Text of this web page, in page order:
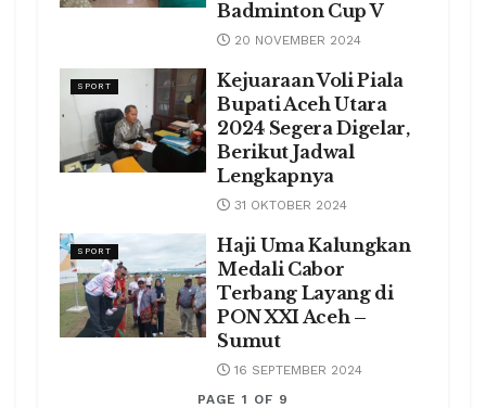
Badminton Cup V
20 NOVEMBER 2024
SPORT
Kejuaraan Voli Piala
Bupati Aceh Utara
2024 Segera Digelar,
Berikut Jadwal
Lengkapnya
31 OKTOBER 2024
SPORT
Haji Uma Kalungkan
Medali Cabor
Terbang Layang di
PON XXI Aceh –
Sumut
16 SEPTEMBER 2024
PAGE 1 OF 9